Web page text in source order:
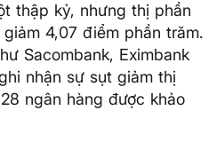
thập kỷ, nhưng thị phần
4,07 điểm phần trăm.
Sacombank, Eximbank
nhận sự sụt giảm thị
ngân hàng được khảo